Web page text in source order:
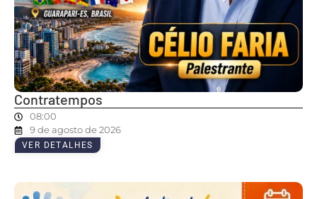
Contratempos
08:00
9 de agosto de 2026
VER DETALHES